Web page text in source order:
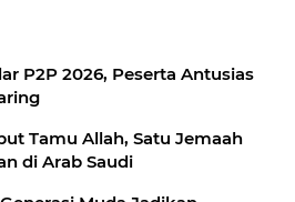
P2P 2026, Peserta Antusias
Tamu Allah, Satu Jemaah
di Arab Saudi